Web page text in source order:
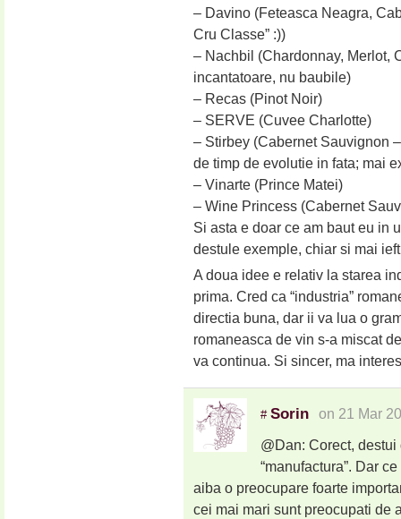
– Davino (Feteasca Neagra,
Cru Classe” :))
– Nachbil (Chardonnay, Merlot,
incantatoare, nu baubile)
– Recas (Pinot Noir)
– SERVE (Cuvee Charlotte)
– Stirbey (Cabernet Sauvignon
de timp de evolutie in fata; mai
– Vinarte (Prince Matei)
– Wine Princess (Cabernet
Si asta e doar ce am baut eu in
destule exemple, chiar si mai
A doua idee e relativ la starea
prima. Cred ca “industria”
directia buna, dar ii va lua o
romaneasca de vin s-a miscat
va continua. Si sincer, ma
# Sorin on 21 Mar
@Dan: Corect,
“manufactura”. Dar
aiba o preocupare foarte
cei mai mari sunt preocupati de